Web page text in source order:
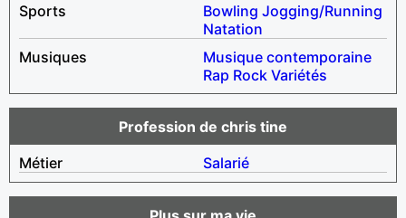
Sports
Bowling Jogging/Running
Natation
Musiques
Musique contemporaine
Rap Rock Variétés
Profession de chris tine
Métier
Salarié